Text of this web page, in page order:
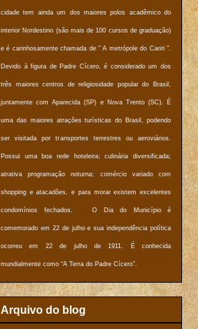
cidade tem ainda um dos maiores polos acadêmico do
interior Nordestino (são mais de 100 cursos de graduação)
e é carinhosamente chamada de " A metrópole do Cariri ".
Devido à figura de Padre Cícero, é considerado um dos
três maiores centros de religiosidade popular do Brasil,
juntamente com Aparecida (SP) e Nova Trento (SC). É
uma das maiores atrações turísticas do Brasil, podendo
ser visitada por transportes terrestres ou aeroviários.
Possui uma boa rede hoteleira; culinária diversificada;
atrativa programação noturna; comércio variado com
shopping e atacadões, e para morar existem excelentes
condomínios fechados. O Dia do Município é
comemorado em 22 de julho e sua independência política
ocorreu em 22 de julho de 1911. É conhecida
mundialmente como “A Terra do Padre Cícero”.
Arquivo do blog